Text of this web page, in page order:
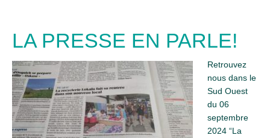
LA PRESSE EN PARLE!
Retrouvez
nous dans le
Sud Ouest
du 06
septembre
2024 “La